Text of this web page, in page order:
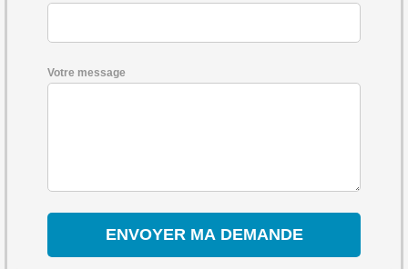
Votre message